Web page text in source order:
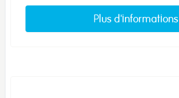
Plus d'informations